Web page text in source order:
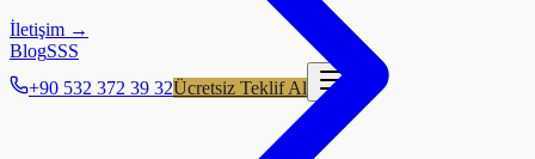
İletişim →
BlogSSS
+90 532 372 39 32Ücretsiz Teklif Al